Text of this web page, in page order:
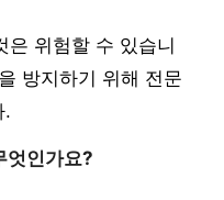
은 위험할 수 있습니
방지하기 위해 전문
.
엇인가요?